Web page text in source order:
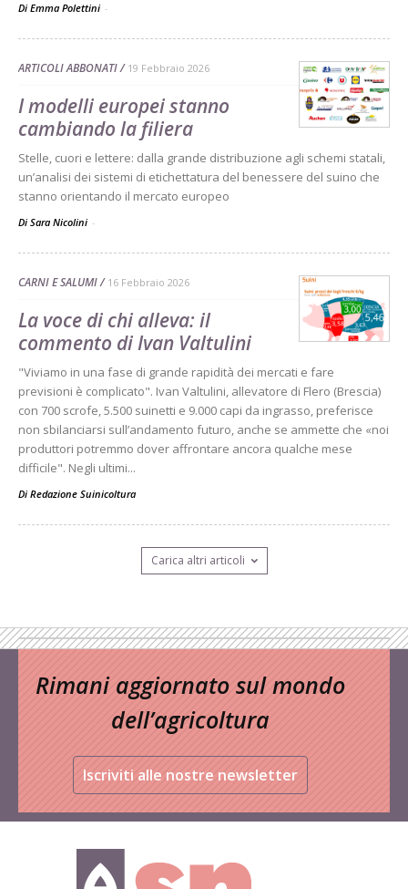
Di Emma Polettini -
ARTICOLI ABBONATI 19 Febbraio 2026
I modelli europei stanno
cambiando la filiera
Stelle, cuori e lettere: dalla grande distribuzione agli schemi statali,
un’analisi dei sistemi di etichettatura del benessere del suino che
stanno orientando il mercato europeo
Di Sara Nicolini -
CARNI E SALUMI 16 Febbraio 2026
La voce di chi alleva: il
commento di Ivan Valtulini
"Viviamo in una fase di grande rapidità dei mercati e fare
previsioni è complicato". Ivan Valtulini, allevatore di Flero (Brescia)
con 700 scrofe, 5.500 suinetti e 9.000 capi da ingrasso, preferisce
non sbilanciarsi sull’andamento futuro, anche se ammette che «noi
produttori potremmo dover affrontare ancora qualche mese
difficile". Negli ultimi...
Di Redazione Suinicoltura
Carica altri articoli
Rimani aggiornato sul mondo
dell’agricoltura
Iscriviti alle nostre newsletter